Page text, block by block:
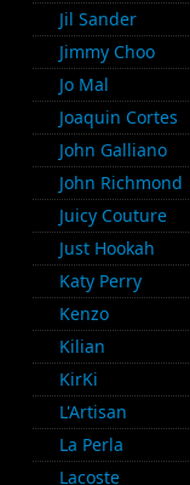
Jil Sander
Jimmy Choo
Jo Mal
Joaquin Cortes
John Galliano
John Richmond
Juicy Couture
Just Hookah
Katy Perry
Kenzo
Kilian
KirKi
L'Artisan
La Perla
Lacoste